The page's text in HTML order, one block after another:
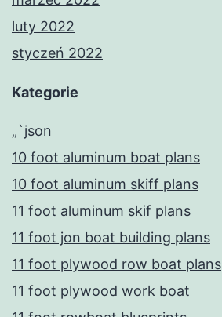
luty 2022
styczeń 2022
Kategorie
„`json
10 foot aluminum boat plans
10 foot aluminum skiff plans
11 foot aluminum skif plans
11 foot jon boat building plans
11 foot plywood row boat plans
11 foot plywood work boat